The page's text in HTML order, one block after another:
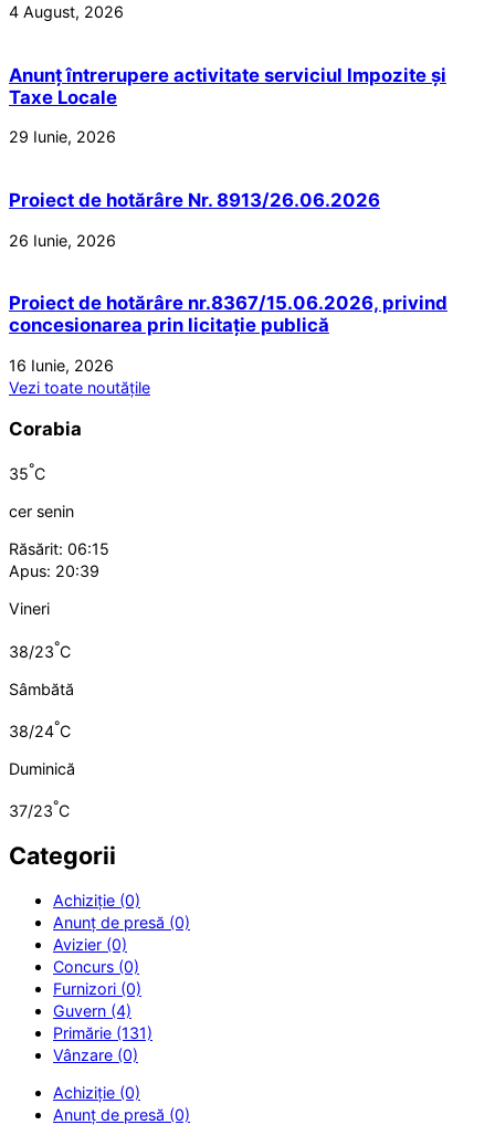
4 August, 2026
Anunț întrerupere activitate serviciul Impozite și
Taxe Locale
29 Iunie, 2026
Proiect de hotărâre Nr. 8913/26.06.2026
26 Iunie, 2026
Proiect de hotărâre nr.8367/15.06.2026, privind
concesionarea prin licitație publică
16 Iunie, 2026
Vezi toate noutățile
Corabia
35°C
cer senin
Răsărit: 06:15
Apus: 20:39
Vineri
38/23°C
Sâmbătă
38/24°C
Duminică
37/23°C
Categorii
Achiziție (0)
Anunț de presă (0)
Avizier (0)
Concurs (0)
Furnizori (0)
Guvern (4)
Primărie (131)
Vânzare (0)
Achiziție (0)
Anunț de presă (0)